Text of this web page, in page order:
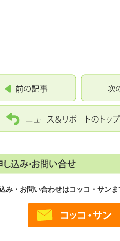
ント参加など
「もんちゃ
み・お問い合わせはコッコ・サン